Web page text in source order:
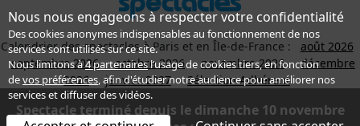
Calendrier des spectacles à Paris et en Île-de-France :
août 2026
septembre 2026
octobre 2026 novembre 2026
décembre
2026
janvier 2027
Sélection Adhérent
© 1998-2026, THEATREonline.com
Spectacle terminé depuis le dimanche 10 novembre
Nous nous engageons à respecter votre confidentialité
Des cookies anonymes indispensables au fonctionnement de nos
services sont utilisés sur ce site.
Nous limitons à4 partenairesl’usage de cookies tiers, en fonction
devos préférences, afin d'étudier notre audience pour améliorer nos
services et diffuser des vidéos.